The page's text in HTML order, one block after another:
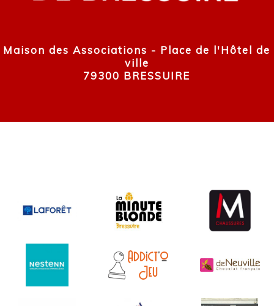
Maison des Associations - Place de l'Hôtel de
ville
79300 BRESSUIRE